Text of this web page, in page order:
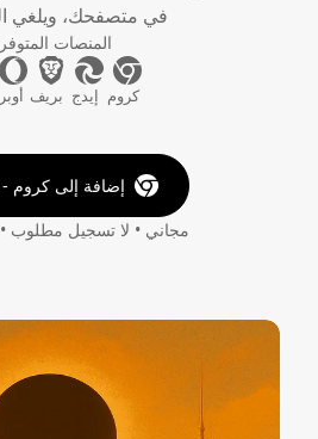
في متصفحك، ويلغي
المنصات
كروم إيدج بريف
إضافة إلى كروم -
مجاني • لا تسجيل مطلوب •